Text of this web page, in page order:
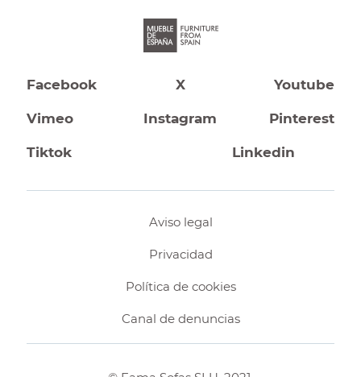
Facebook X Youtube
Vimeo Instagram Pinterest
Tiktok Linkedin
Aviso legal
Privacidad
Política de cookies
Canal de denuncias